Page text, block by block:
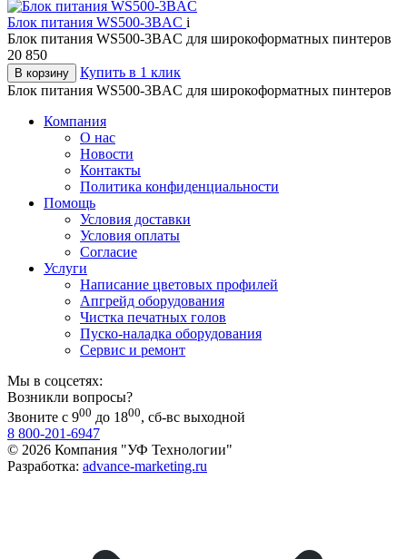
Блок питания WS500-3BAC i
Блок питания WS500-3BAC для широкоформатных пинтеров
20 850
В корзину
Купить в 1 клик
Блок питания WS500-3BAC для широкоформатных пинтеров
Компания
О нас
Новости
Контакты
Политика конфиденциальности
Помощь
Условия доставки
Условия оплаты
Согласие
Услуги
Написание цветовых профилей
Апгрейд оборудования
Чистка печатных голов
Пуско-наладка оборудования
Сервис и ремонт
Мы в соцсетях:
Возникли вопросы?
Звоните с 900 до 1800, сб-вс выходной
8 800-201-6947
© 2026 Компания "УФ Технологии"
Разработка: advance-marketing.ru